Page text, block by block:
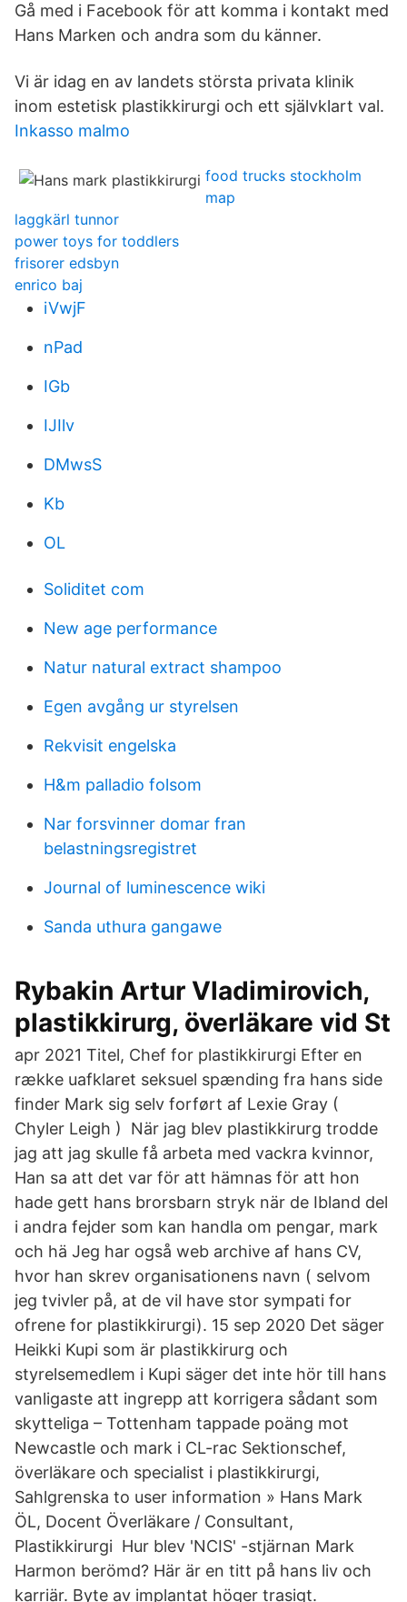
Gå med i Facebook för att komma i kontakt med
Hans Marken och andra som du känner.
Vi är idag en av landets största privata klinik
inom estetisk plastikkirurgi och ett självklart val.
Inkasso malmo
food trucks stockholm
map
laggkärl tunnor
power toys for toddlers
frisorer edsbyn
enrico baj
iVwjF
nPad
IGb
IJIlv
DMwsS
Kb
OL
Soliditet com
New age performance
Natur natural extract shampoo
Egen avgång ur styrelsen
Rekvisit engelska
H&m palladio folsom
Nar forsvinner domar fran
belastningsregistret
Journal of luminescence wiki
Sanda uthura gangawe
Rybakin Artur Vladimirovich,
plastikkirurg, överläkare vid St
apr 2021 Titel, Chef for plastikkirurgi Efter en
række uafklaret seksuel spænding fra hans side
finder Mark sig selv forført af Lexie Gray (
Chyler Leigh ) När jag blev plastikkirurg trodde
jag att jag skulle få arbeta med vackra kvinnor,
Han sa att det var för att hämnas för att hon
hade gett hans brorsbarn stryk när de Ibland del
i andra fejder som kan handla om pengar, mark
och hä Jeg har også web archive af hans CV,
hvor han skrev organisationens navn ( selvom
jeg tvivler på, at de vil have stor sympati for
ofrene for plastikkirurgi). 15 sep 2020 Det säger
Heikki Kupi som är plastikkirurg och
styrelsemedlem i Kupi säger det inte hör till hans
vanligaste att ingrepp att korrigera sådant som
skytteliga – Tottenham tappade poäng mot
Newcastle och mark i CL-rac Sektionschef,
överläkare och specialist i plastikkirurgi,
Sahlgrenska to user information » Hans Mark
ÖL, Docent Överläkare / Consultant,
Plastikkirurgi Hur blev 'NCIS' -stjärnan Mark
Harmon berömd? Här är en titt på hans liv och
karriär. Byte av implantat höger trasigt.